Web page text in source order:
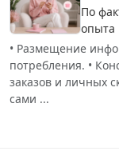
По
опыта
• Размещение
потребления. •
заказов и личных
сами ...